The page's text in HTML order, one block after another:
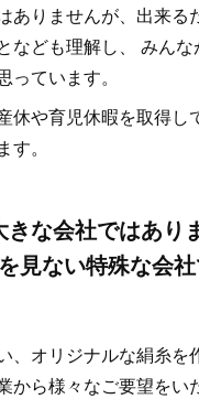
ありませんが、出来る
なども理解し、 みん
ています。
休や育児休暇を取得し
。
きな会社ではあり
見ない特殊な会社
、オリジナルな絹糸を
から様々なご要望をい